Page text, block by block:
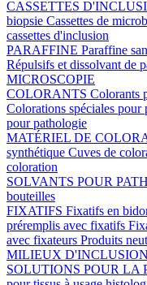
CASSETTES
biopsie Cassettes de
cassettes d'inclusion
PARAFFINE Paraffine
Répulsifs et dissolvant de
MICROSCOPIE
COLORANTS Colorants
Colorations spéciales pour
pour pathologie
MATÉRIEL DE
synthétique Cuves de
coloration
SOLVANTS POUR
bouteilles
FIXATIFS Fixatifs en
préremplis avec fixatifs
avec fixateurs Produits
MILIEUX D'INCLUSION
SOLUTIONS POUR LA